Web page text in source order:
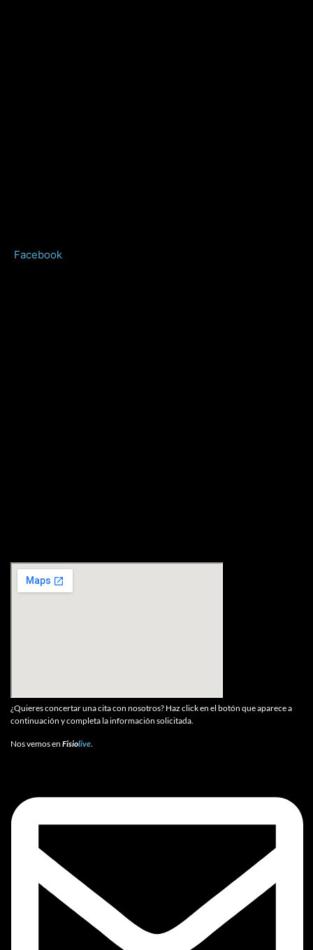
Facebook
¿Quieres concertar una cita con nosotros? Haz click en el botón que aparece a
continuación y completa la información solicitada.
Nos vemos en Fisiolive.